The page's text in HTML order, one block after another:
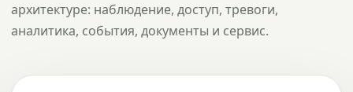
архитектуре: наблюдение, доступ, тревоги,
аналитика, события, документы и сервис.